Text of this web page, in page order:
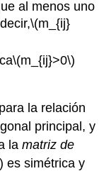
al menos uno
\(m_{ij}
\(m_{ij}>0\)
la relación
principal, y
lamatriz de
es simétrica y